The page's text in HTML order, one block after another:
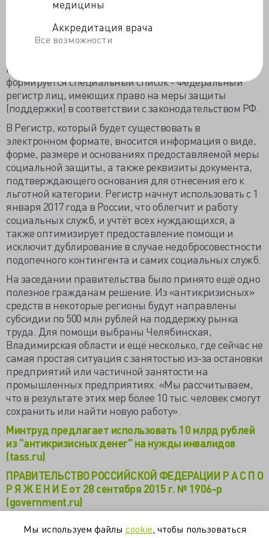
медицины
Аккредитация врача
Все возможности
распределены только между 13 регионами из 85,
список их не обнародован. Для унификации работы с
поддержки гражданами в настоящее время
формируется специальный список - Федеральный
регистр лиц, имеющих право на меры защиты
(поддержки) в соответствии с законодательством РФ.
В Регистр, который будет существовать в
электронном формате, вносится информация о виде,
форме, размере и основаниях предоставляемой меры
социальной защиты, а также реквизиты документа,
подтверждающего основания для отнесения его к
льготной категории. Регистр начнут использовать с 1
января 2017 года в России, что облегчит и работу
социальных служб, и учтёт всех нуждающихся, а
также оптимизирует предоставление помощи и
исключит дублирование в случае недобросовестности
подопечного контингента и самих социальных служб.
На заседании правительства было принято ещё одно
полезное гражданам решение. Из «антикризисных»
средств в некоторые регионы будут направлены
субсидии по 500 млн рублей на поддержку рынка
труда. Для помощи выбраны Челябинская,
Владимирская области и ещё несколько, где сейчас не
самая простая ситуация с занятостью из-за остановки
предприятий или частичной занятости на
промышленных предприятиях. «Мы рассчитываем,
что в результате этих мер более 10 тыс. человек смогут
сохранить или найти новую работу».
Минтруд предлагает использовать 10 млрд рублей
из "антикризисных денег" на нужды инвалидов
(tass.ru)
ПРАВИТЕЛЬСТВО РОССИЙСКОЙ ФЕДЕРАЦИИ Р А С П О
Р Я Ж Е Н И Е от 28 сентября 2015 г. № 1906-р
(government.ru)
отдельных категорий граждан из числа ветеранов
Мы используем файлы cookie , чтобы пользоваться